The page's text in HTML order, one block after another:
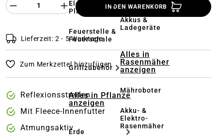
Elektrogrill &
Plancha
Feuerstelle &
Feuerschale
Grillzubehör
Alles in Pflanze
anzeigen
Erde
Akkus &
Ladegeräte
Alles in
Rasenmäher
anzeigen
Mähroboter
Akku- &
Elektro-
Rasenmäher
Produkt Anzahl des Produktes
IN DEN WARENKORB
Lieferzeit: 2 - 5 Werktage
Zum Merkzettel hinzufügen
Reflexionsstreifen
Mit Fleece-Innenfutter
Atmungsaktiv